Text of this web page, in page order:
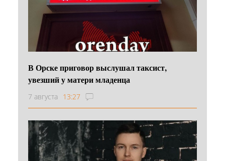
В Орске приговор выслушал таксист,
увезший у матери младенца
7 августа 13:27